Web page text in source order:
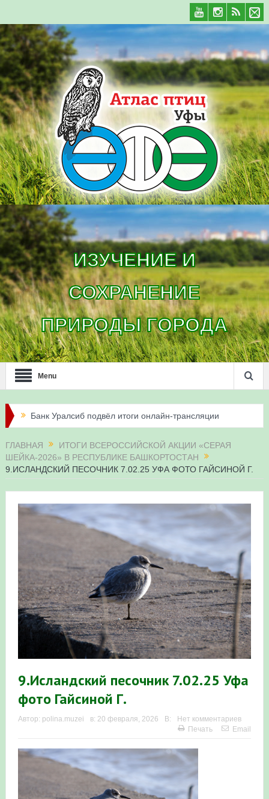
ИЗУЧЕНИЕ И
СОХРАНЕНИЕ
ПРИРОДЫ ГОРОДА
Menu
Банк Уралсиб подвёл итоги онлайн-трансляции
жизни сапсанов в Уфе в 2026 году
Итоги акции «Соловьиные вечера-2026» в
Три птенца сапсанов Уралсиба получили имена и
Итоги акции «Весенняя перекличка-2026» в
Республике Башкортостан
«Весенняя перекличка-2026» — 21-31 мая 2026
Мероприятие для ребят из дневного лагеря центра
олимпиадного движения «Аврора»
Уралсиба в Уфе в 2026 г.
численности птиц в европейской части России»
«Весенняя перекличка-2026» — 11-20 мая 2026
ГЛАВНАЯ
ИТОГИ ВСЕРОССИЙСКОЙ АКЦИИ «СЕРАЯ
ШЕЙКА-2026» В РЕСПУБЛИКЕ БАШКОРТОСТАН
9.ИСЛАНДСКИЙ ПЕСОЧНИК 7.02.25 УФА ФОТО ГАЙСИНОЙ Г.
9.Исландский песочник 7.02.25 Уфа
фото Гайсиной Г.
Автор: polina.muzei в: 20 февраля, 2026 В:
Нет комментариев
Печать
Email